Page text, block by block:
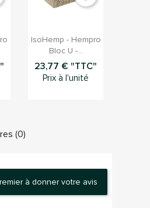
Aperçu rapide
IsoHemp - Hempro
Bloc U -...
23,77 € "TTC"
Prix à l'unité
(0)
à donner votre avis
pour sauvegarder des